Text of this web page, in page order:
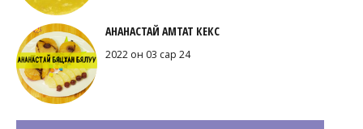
АНАНАСТАЙ АМТАТ КЕКС
2022 он 03 сар 24